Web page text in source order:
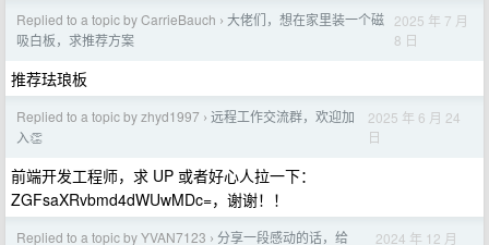
Replied to a topic by CarrieBauch › 大佬们，想在家里装一个磁
吸白板，求推荐方案
2025 年 7 月
8 日
推荐珐琅板
Replied to a topic by zhyd1997 › 远程工作交流群，欢迎加
入👏
2025 年 6 月 24
日
前端开发工程师，求 UP 或者好心人拉一下：
ZGFsaXRvbmd4dWUwMDc=，谢谢！！
Replied to a topic by YVAN7123 › 分享一段感动的话，给 2024 年 12 月